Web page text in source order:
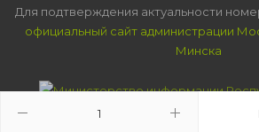
Для подтверждения актуальности
официальный сайт администрации
Минска